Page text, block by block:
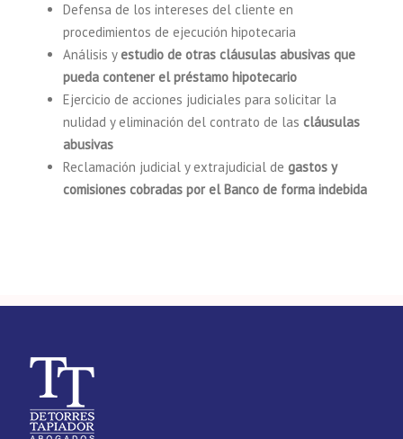
Defensa de los intereses del cliente en
procedimientos de ejecución hipotecaria
Análisis yestudio de otras cláusulas abusivas que
pueda contener el préstamo hipotecario
Ejercicio de acciones judiciales para solicitar la
nulidad y eliminación del contrato de las cláusulas
abusivas
Reclamación judicial y extrajudicial de gastos y
comisiones cobradas por el Banco de forma indebida